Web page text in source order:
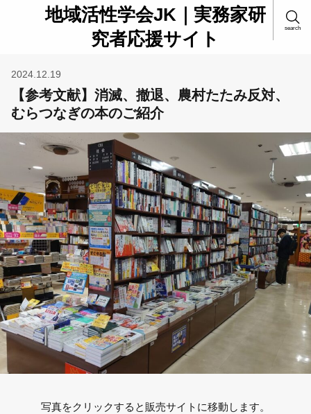
地域活性学会JK｜実務家研
究者応援サイト
search
2024.12.19
【参考文献】消滅、撤退、農村たたみ反対、
むらつなぎの本のご紹介
写真をクリックすると販売サイトに移動します。